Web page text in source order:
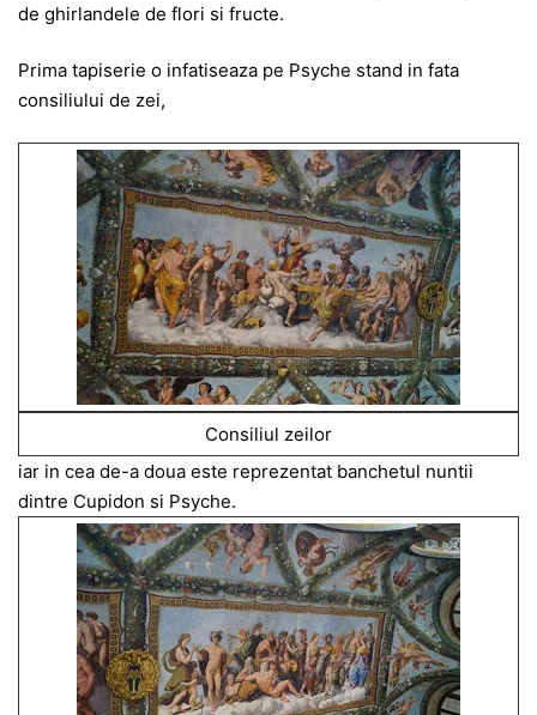
de ghirlandele de flori si fructe.
Prima tapiserie o infatiseaza pe Psyche stand in fata
consiliului de zei,
Consiliul zeilor
iar in cea de-a doua este reprezentat banchetul nuntii
dintre Cupidon si Psyche.